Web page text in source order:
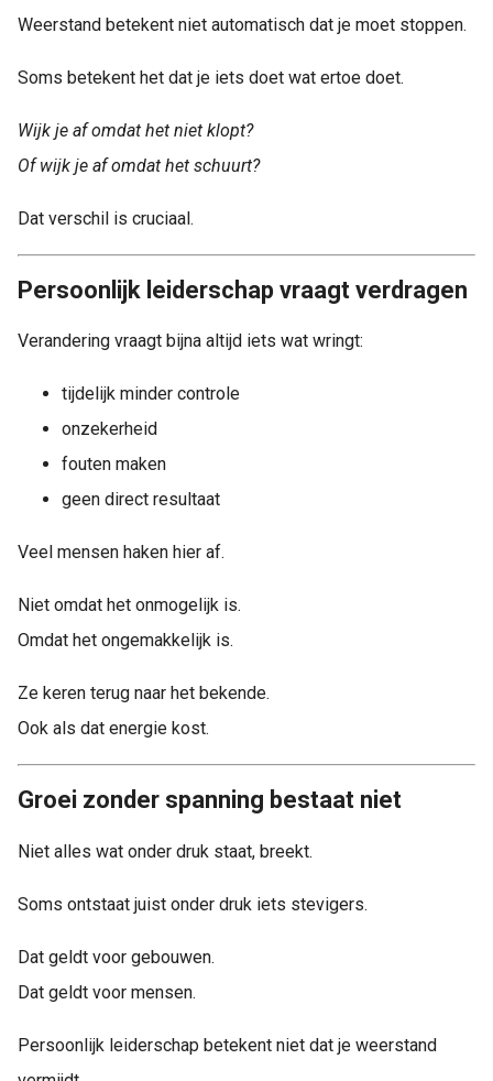
Weerstand betekent niet automatisch dat je moet stoppen.
Soms betekent het dat je iets doet wat ertoe doet.
Wijk je af omdat het niet klopt?
Of wijk je af omdat het schuurt?
Dat verschil is cruciaal.
Persoonlijk leiderschap vraagt verdragen
Verandering vraagt bijna altijd iets wat wringt:
tijdelijk minder controle
onzekerheid
fouten maken
geen direct resultaat
Veel mensen haken hier af.
Niet omdat het onmogelijk is.
Omdat het ongemakkelijk is.
Ze keren terug naar het bekende.
Ook als dat energie kost.
Groei zonder spanning bestaat niet
Niet alles wat onder druk staat, breekt.
Soms ontstaat juist onder druk iets stevigers.
Dat geldt voor gebouwen.
Dat geldt voor mensen.
Persoonlijk leiderschap betekent niet dat je weerstand